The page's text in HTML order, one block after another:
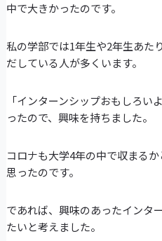
中で大きかったのです。
私の学部では1年生や2年生あた
だしている人が多くいます。
「インターンシップおもしろい
ったので、興味を持ちました。
コロナも大学4年の中で収まる
思ったのです。
であれば、興味のあったインタ
たいと考えました。